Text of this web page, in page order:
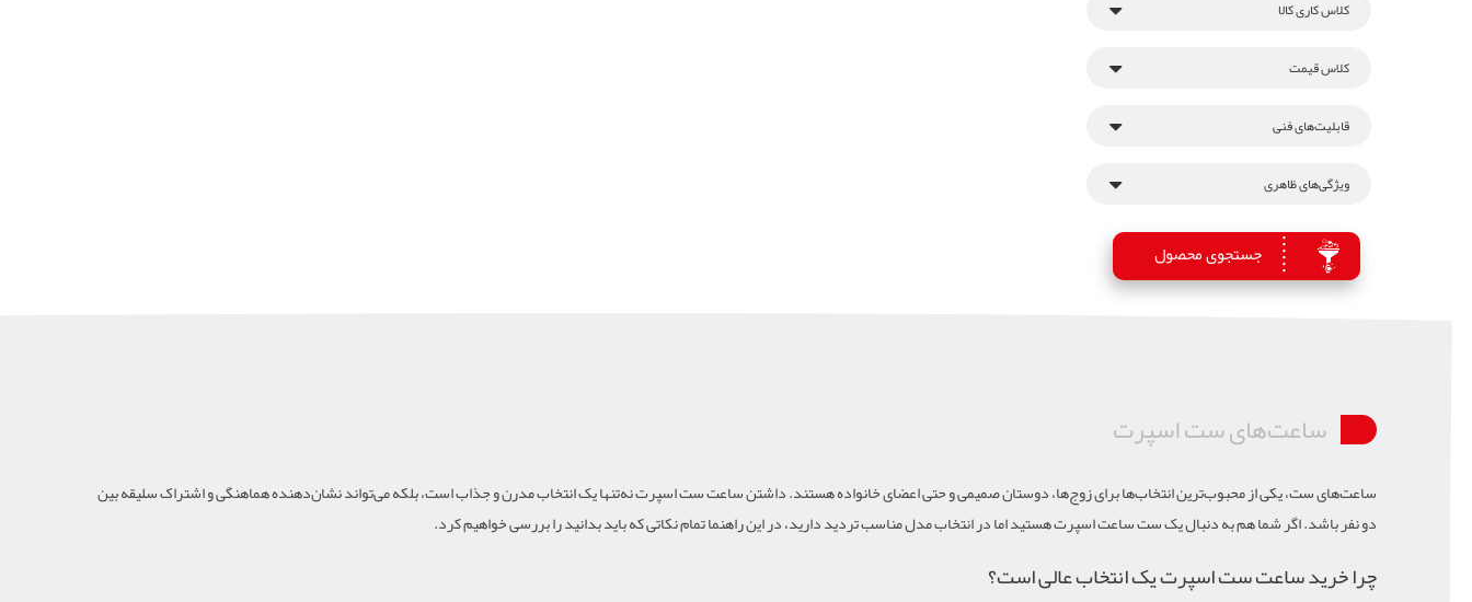
کلاس کاری کالا
کلاس قیمت
قابلیت‌های فنی
ویژگی‌های ظاهری
جستجوی محصول
ساعت‌های ست اسپرت
ساعت‌های ست، یکی از محبوب‌ترین انتخاب‌ها برای زوج‌ها، دوستان صمیمی و حتی اعضای خانواده هستند. داشتن ساعت ست اسپرت نه‌تنها یک انتخاب مدرن و جذاب است، بلکه می‌تواند نشان‌دهنده هماهنگی و اشتراک سلیقه بین
دو نفر باشد. اگر شما هم به دنبال یک ست ساعت اسپرت هستید اما در انتخاب مدل مناسب تردید دارید، در این راهنما تمام نکاتی که باید بدانید را بررسی خواهیم کرد.
چرا خرید ساعت ست اسپرت یک انتخاب عالی است؟